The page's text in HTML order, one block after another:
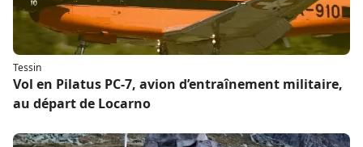
Tessin
Vol en Pilatus PC-7, avion d’entraînement militaire,
au départ de Locarno